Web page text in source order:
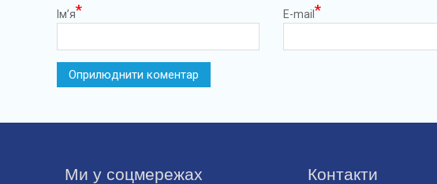
Ім’я* E-mail *
Ми у соцмережах Контакти